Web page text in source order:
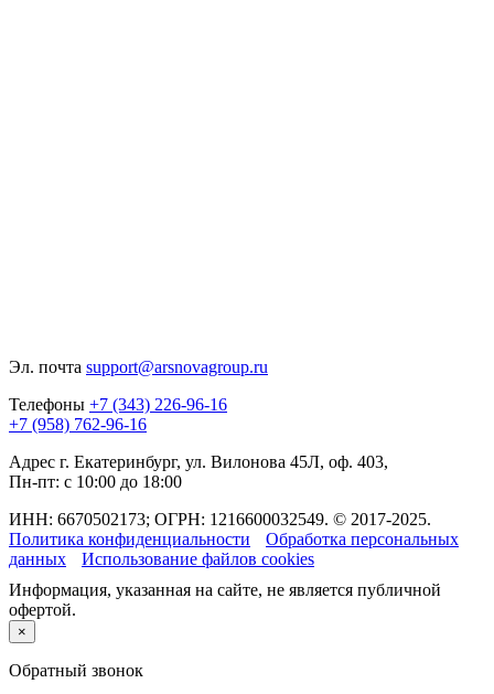
Эл. почта support@arsnovagroup.ru
Телефоны +7 (343) 226-96-16
+7 (958) 762-96-16
Адрес г. Екатеринбург, ул. Вилонова 45Л, оф. 403,
Пн-пт: с 10:00 до 18:00
ИНН: 6670502173; ОГРН: 1216600032549. © 2017-2025.
Политика конфиденциальности
Обработка персональных
данных
Использование файлов cookies
Информация, указанная на сайте, не является публичной
офертой.
×
Обратный звонок